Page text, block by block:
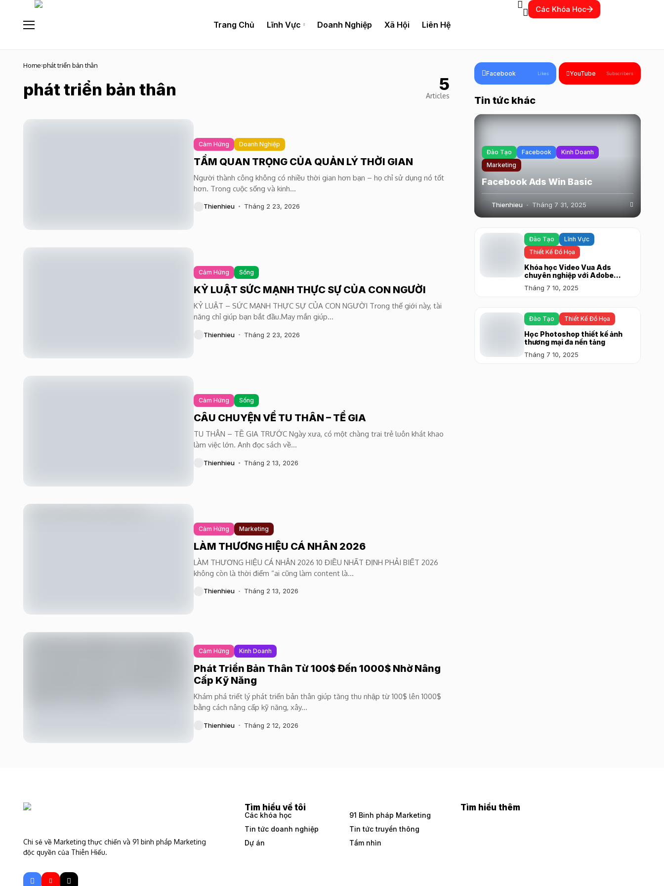
Trang Chủ Lĩnh Vực Doanh Nghiệp Xã Hội Liên Hệ
Các Khóa Học
Home phát triển bản thân
phát triển bản thân 5
Articles
Cảm Hứng Doanh Nghiệp
TẦM QUAN TRỌNG CỦA QUẢN LÝ THỜI GIAN
Người thành công không có nhiều thời gian hơn bạn – họ chỉ sử dụng nó tốt
hơn. Trong cuộc sống và kinh...
Thienhieu Tháng 2 23, 2026
Cảm Hứng Sống
KỶ LUẬT SỨC MẠNH THỰC SỰ CỦA CON NGƯỜI
KỶ LUẬT – SỨC MẠNH THỰC SỰ CỦA CON NGƯỜI Trong thế giới này, tài
năng chỉ giúp bạn bắt đầu.May mắn giúp...
Thienhieu Tháng 2 23, 2026
Cảm Hứng Sống
CÂU CHUYỆN VỀ TU THÂN – TỀ GIA
TU THÂN – TỀ GIA TRƯỚC Ngày xưa, có một chàng trai trẻ luôn khát khao
làm việc lớn. Anh đọc sách về...
Thienhieu Tháng 2 13, 2026
Cảm Hứng Marketing
LÀM THƯƠNG HIỆU CÁ NHÂN 2026
LÀM THƯƠNG HIỆU CÁ NHÂN 2026 10 ĐIỀU NHẤT ĐỊNH PHẢI BIẾT 2026
không còn là thời điểm “ai cũng làm content là...
Thienhieu Tháng 2 13, 2026
Cảm Hứng Kinh Doanh
Phát Triển Bản Thân Từ 100$ Đến 1000$ Nhờ Nâng
Cấp Kỹ Năng
Khám phá triết lý phát triển bản thân giúp tăng thu nhập từ 100$ lên 1000$
bằng cách nâng cấp kỹ năng, xây...
Thienhieu Tháng 2 12, 2026
Facebook Likes YouTube Subscribers
Tin tức khác
Đào Tạo Facebook
Kinh Doanh
Marketing
Facebook Ads Win Basic
Thienhieu Tháng 7 31, 2025
Đào Tạo
Lĩnh Vực
Thiết Kế Đồ Họa
Khóa học Video Vua Ads
chuyên nghiệp với Adobe
Tháng 7 10, 2025
Đào Tạo Thiết Kế Đồ Họa
Học Photoshop thiết kế ảnh
thương mại đa nền tảng
Tháng 7 10, 2025
Chi sẻ về Marketing thực chiến và 91 binh pháp Marketing
độc quyền của Thiên Hiếu.
Tìm hiểu về tôi
Các khóa học
91 Binh pháp Marketing
Tin tức doanh nghiệp
Tin tức truyền thông
Dự án
Tầm nhìn
Tìm hiểu thêm